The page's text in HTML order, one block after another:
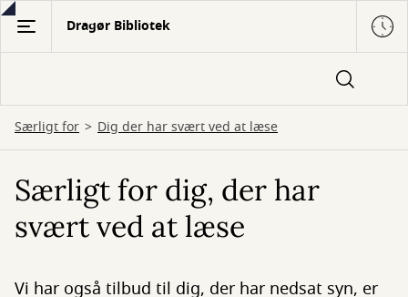
Gå
hovedindhold
Dragør Bibliotek
Særligt for Dig der har svært ved at læse
Særligt for dig, der har
svært ved at læse
Vi har også tilbud til dig, der har nedsat syn, er